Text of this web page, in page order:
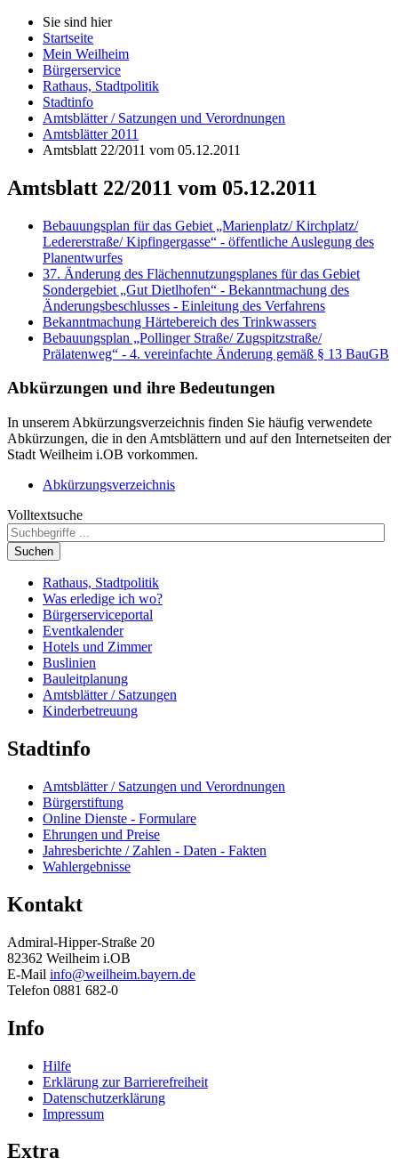
Sie sind hier
Startseite
Mein Weilheim
Bürgerservice
Rathaus, Stadtpolitik
Stadtinfo
Amtsblätter / Satzungen und Verordnungen
Amtsblätter 2011
Amtsblatt 22/2011 vom 05.12.2011
Amtsblatt 22/2011 vom 05.12.2011
Bebauungsplan für das Gebiet „Marienplatz/ Kirchplatz/
Ledererstraße/ Kipfingergasse“ - öffentliche Auslegung des
Planentwurfes
37. Änderung des Flächennutzungsplanes für das Gebiet
Sondergebiet „Gut Dietlhofen“ - Bekanntmachung des
Änderungsbeschlusses - Einleitung des Verfahrens
Bekanntmachung Härtebereich des Trinkwassers
Bebauungsplan „Pollinger Straße/ Zugspitzstraße/
Prälatenweg“ - 4. vereinfachte Änderung gemäß § 13 BauGB
Abkürzungen und ihre Bedeutungen
In unserem Abkürzungsverzeichnis finden Sie häufig verwendete
Abkürzungen, die in den Amtsblättern und auf den Internetseiten der
Stadt Weilheim i.OB vorkommen.
Abkürzungsverzeichnis
Volltextsuche
Suchen
Rathaus, Stadtpolitik
Was erledige ich wo?
Bürgerserviceportal
Eventkalender
Hotels und Zimmer
Buslinien
Bauleitplanung
Amtsblätter / Satzungen
Kinderbetreuung
Stadtinfo
Amtsblätter / Satzungen und Verordnungen
Bürgerstiftung
Online Dienste - Formulare
Ehrungen und Preise
Jahresberichte / Zahlen - Daten - Fakten
Wahlergebnisse
Kontakt
Admiral-Hipper-Straße 20
82362 Weilheim i.OB
E-Mail info@weilheim.bayern.de
Telefon 0881 682-0
Info
Hilfe
Erklärung zur Barrierefreiheit
Datenschutzerklärung
Impressum
Extra